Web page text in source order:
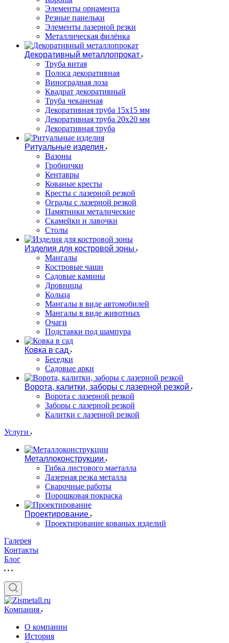
Элементы орнамента
Резные панельки
Элементы лазерной резки
Металлическая филёнка
Декоративный металлопрокат
Труба витая
Полоса декоративная
Виноградная лоза
Квадрат декоративный
Труба чеканеная
Декоративная труба 15х15 мм
Декоративная труба 20х20 мм
Декоративная труба
Ритуальные изделия
Вазоны
Гробнички
Кентавры
Кованые кресты
Кресты с лазерной резкой
Ограды с лазерной резкой
Памятники металические
Скамейки и лавочки
Столы
Изделия для костровой зоны
Мангалы
Костровые чаши
Садовые камины
Дровницы
Кольца
Мангалы в виде автомобилей
Мангалы в виде животных
Очаги
Подставки под шампура
Ковка в сад
Беседки
Садовые арки
Ворота, калитки, заборы с лазерной резкой
Ворота с лазерной резкой
Заборы с лазерной резкой
Калитки с лазерной резкой
Услуги
Металлоконструкции
Гибка листового маеталла
Лазерная резка металла
Сварочные работы
Порошковая покраска
Проектирование
Проектирование кованых изделий
Галерея
Контакты
Блог
Компания
О компании
История